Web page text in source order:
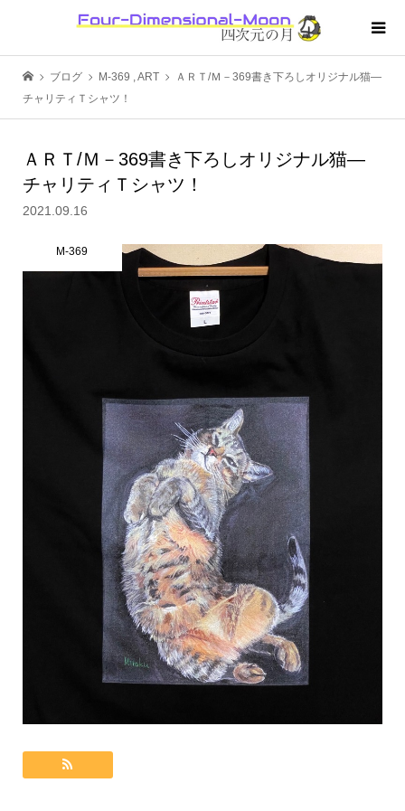
ブログ M-369 ,ART
ＡＲＴ/Ｍ－369書き下ろしオリジナル猫―
チャリティＴシャツ！
ＡＲＴ/Ｍ－369書き下ろしオリジナル猫―
チャリティＴシャツ！
2021.09.16
M-369